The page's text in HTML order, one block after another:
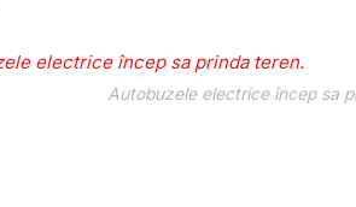
Autobuzele electrice încep sa